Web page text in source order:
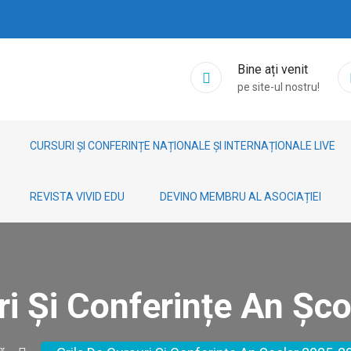
Bine ați venit
pe site-ul nostru!
CURSURI ȘI CONFERINȚE NAȚIONALE ȘI INTERNAȚIONALE LIVE
REVISTA VIVID EDU DEVINO MEMBRU AL ASOCIAȚIEI
Și Conferințe An